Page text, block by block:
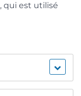
, qui est utilisé